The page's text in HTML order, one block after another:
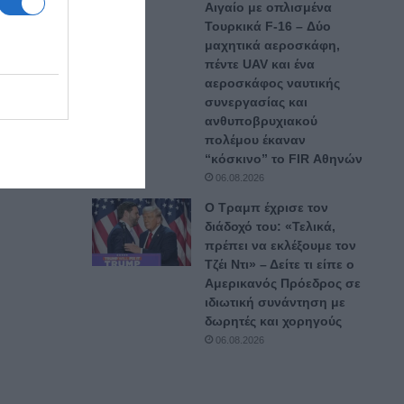
Αιγαίο με οπλισμένα
Τουρκικά F-16 – Δύο
μαχητικά αεροσκάφη,
πέντε UAV και ένα
αεροσκάφος ναυτικής
συνεργασίας και
ανθυποβρυχιακού
πολέμου έκαναν
“κόσκινο” το FIR Αθηνών
06.08.2026
Ο Τραμπ έχρισε τον
διάδοχό του: «Τελικά,
πρέπει να εκλέξουμε τον
Τζέι Ντι» – Δείτε τι είπε ο
Αμερικανός Πρόεδρος σε
ιδιωτική συνάντηση με
δωρητές και χορηγούς
06.08.2026